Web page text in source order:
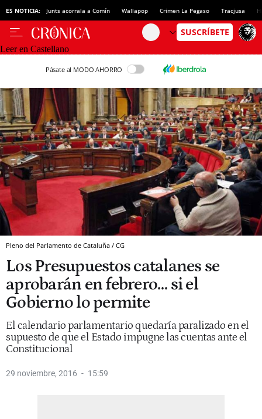
ES NOTICIA: Junts acorrala a Comín Wallapop Crimen La Pegaso Tracjusa
Leer en Castellano
Pásate al MODO AHORRO
Pleno del Parlamento de Cataluña / CG
Los Presupuestos catalanes se
aprobarán en febrero… si el
Gobierno lo permite
El calendario parlamentario quedaría paralizado en el
supuesto de que el Estado impugne las cuentas ante el
Constitucional
29 noviembre, 2016 15:59